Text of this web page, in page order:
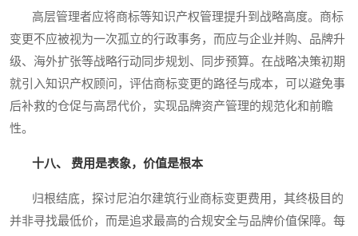
高层管理者应将商标等知识产权管理提升到战略高度。商标
变更不应被视为一次孤立的行政事务，而应与企业并购、品牌升
级、海外扩张等战略行动同步规划、同步预算。在战略决策初期
就引入知识产权顾问，评估商标变更的路径与成本，可以避免事
后补救的仓促与高昂代价，实现品牌资产管理的规范化和前瞻
性。
十八、 费用是表象，价值是根本
归根结底，探讨尼泊尔建筑行业商标变更费用，其终极目的
并非寻找最低价，而是追求最高的合规安全与品牌价值保障。每